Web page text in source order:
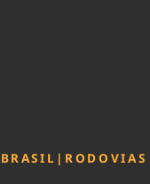
BRASIL | RODOVIAS